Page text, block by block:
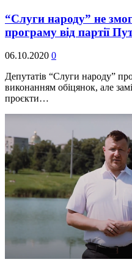
“Слуги народу” не
програму від партії
06.10.2020 0
Депутатів “Слуги народу”
виконанням обіцянок, але
проєкти…